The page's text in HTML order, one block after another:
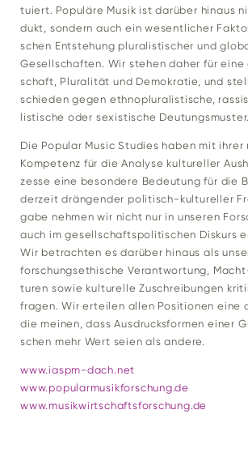
tu­iert. Popu­läre Musik ist dar­über hinaus
dukt, son­dern auch ein wesent­li­cher
schen Ent­ste­hung plu­ra­lis­ti­scher und
Gesell­schaften. Wir stehen daher für
schaft, Plu­ra­lität und Demo­kratie, und
schieden gegen eth­no­plu­ra­lis­ti­sche,
lis­ti­sche oder sexis­ti­sche Deutungsmuster.
Die Popular Music Stu­dies haben mit
Kom­pe­tenz für die Ana­lyse kul­tu­reller
zesse eine beson­dere Bedeu­tung für die
der­zeit drän­gender poli­tisch-kul­tu­reller
gabe nehmen wir nicht nur in unseren
auch im gesell­schafts­po­li­ti­schen Dis­kurs
Wir betrachten es dar­über hinaus als
for­schungs­ethi­sche Ver­ant­wor­tung,
turen sowie kul­tu­relle Zuschrei­bungen
fragen. Wir erteilen allen Posi­tionen eine
die meinen, dass Aus­drucks­formen einer
schen mehr Wert seien als andere.
www.iaspm-dach.net
www.popularmusikforschung.de
www.musikwirtschaftsforschung.de